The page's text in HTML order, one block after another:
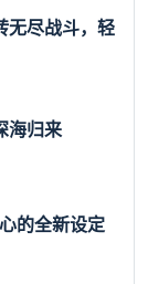
无尽战斗，轻
海归来
的全新设定